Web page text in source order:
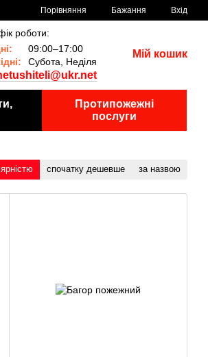
Порівняння Бажання Вхід
роботи:
09:00–17:00
Субота, Неділя
Мій кошик
Протипожежні
послуги
спочатку дешевше за назвою